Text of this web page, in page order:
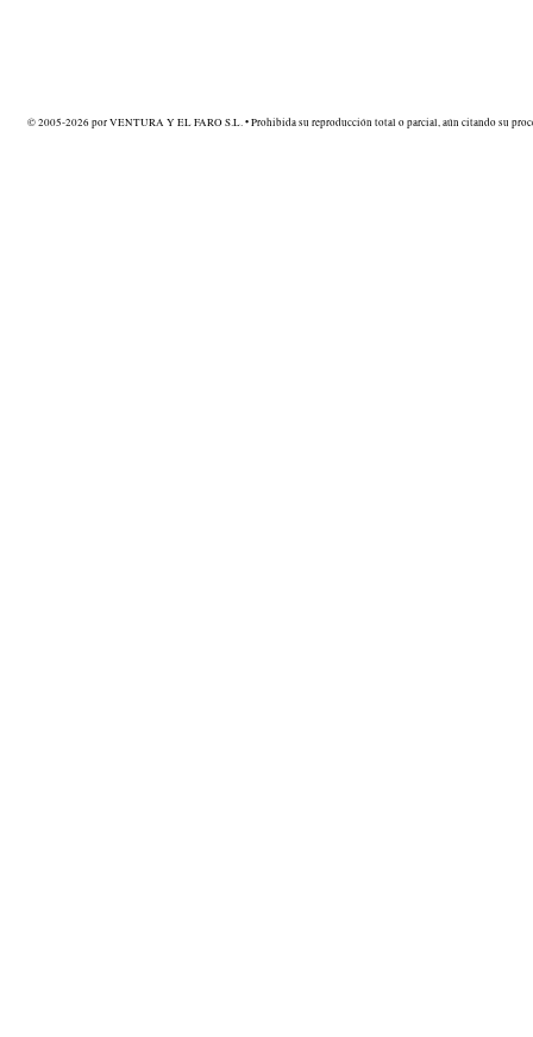
© 2005-2026 por VENTURA Y EL FARO S.L. • Prohibida su reproducción total o parcial, aún citando su